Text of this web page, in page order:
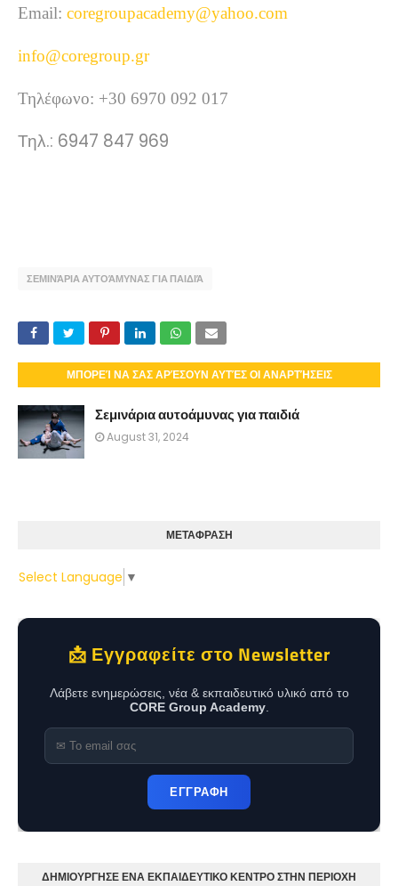
Email: coregroupacademy@yahoo.com
info@coregroup.gr
Τηλέφωνο: +30 6970 092 017
Τηλ.: 6947 847 969
ΣΕΜΙΝΆΡΙΑ ΑΥΤΟΆΜΥΝΑΣ ΓΙΑ ΠΑΙΔΙΆ
ΜΠΟΡΕΊ ΝΑ ΣΑΣ ΑΡΈΣΟΥΝ ΑΥΤΈΣ ΟΙ ΑΝΑΡΤΉΣΕΙΣ
Σεμινάρια αυτοάμυνας για παιδιά
August 31, 2024
ΜΕΤΑΦΡΑΣΗ
Select Language ▼
📩 Εγγραφείτε στο Newsletter
Λάβετε ενημερώσεις, νέα & εκπαιδευτικό υλικό από το
CORE Group Academy.
ΕΓΓΡΑΦΗ
ΔΗΜΙΟΥΡΓΗΣΕ ΕΝΑ ΕΚΠΑΙΔΕΥΤΙΚΟ ΚΕΝΤΡΟ ΣΤΗΝ ΠΕΡΙΟΧΗ